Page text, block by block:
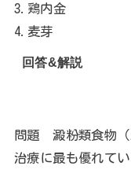
3.鶏内金
4.麦芽
回答&解説
問題 澱粉類食物（
治療に最も優れてい